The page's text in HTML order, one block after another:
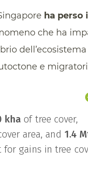
ha perso
che ha
e